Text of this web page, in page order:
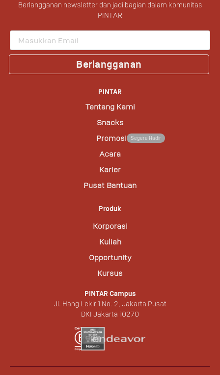
Berlangganan newsletter dan jadi bagian dalam komunitas
PINTAR
Berlangganan
PINTAR
Tentang Kami
Snacks
Promosi
Segera Hadir
Acara
Karier
Pusat Bantuan
Produk
Korporasi
Kuliah
Opportunity
Kursus
PINTAR Campus
Jl. Hang Lekir 1 No. 2, Jakarta Pusat
DKI Jakarta 10270